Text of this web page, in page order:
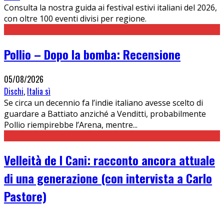
Consulta la nostra guida ai festival estivi italiani del 2026,
con oltre 100 eventi divisi per regione.
Pollio – Dopo la bomba: Recensione
05/08/2026
Dischi, Italia sì
Se circa un decennio fa l’indie italiano avesse scelto di
guardare a Battiato anziché a Venditti, probabilmente
Pollio riempirebbe l’Arena, mentre...
Velleità de I Cani: racconto ancora attuale
di una generazione (con intervista a Carlo
Pastore)